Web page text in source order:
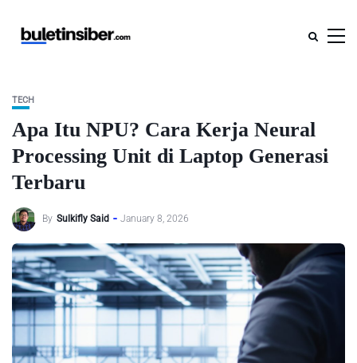
TECH
Apa Itu NPU? Cara Kerja Neural
Processing Unit di Laptop Generasi
Terbaru
By Sulkifly Said January 8, 2026